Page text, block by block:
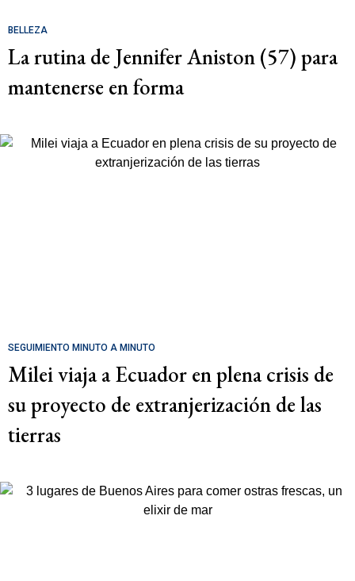
BELLEZA
La rutina de Jennifer Aniston (57) para
mantenerse en forma
SEGUIMIENTO MINUTO A MINUTO
Milei viaja a Ecuador en plena crisis de
su proyecto de extranjerización de las
tierras